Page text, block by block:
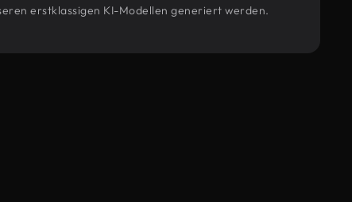
erstklassigen KI-Modellen generiert werden.